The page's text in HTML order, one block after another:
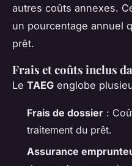
autres coûts annexes.
un pourcentage annuel
prêt.
Frais et coûts inclus
Le TAEG englobe
Frais de dossier :
traitement du prêt.
Assurance